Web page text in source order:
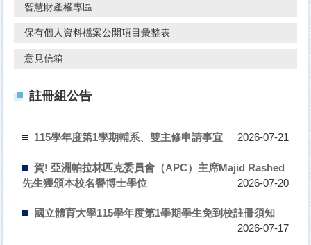
智慧財產權專區
保有個人資料檔案公開項目彙整表
意見信箱
註冊組公告
115學年度第1學期輔系、雙主修申請事宜 2026-07-21
賀! 亞洲帕拉林匹克委員會（APC）主席Majid Rashed
先生獲頒本校名譽博士學位
2026-07-20
國立體育大學115學年度第1學期學生免到校註冊須知
2026-07-17